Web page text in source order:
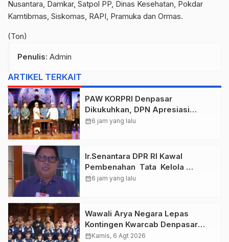
Nusantara, Damkar, Satpol PP, Dinas Kesehatan, Pokdar
Kamtibmas, Siskomas, RAPI, Pramuka dan Ormas.
(Ton)
Penulis: Admin
ARTIKEL TERKAIT
PAW KORPRI Denpasar
Dikukuhkan, DPN Apresiasi
“Sembagi Arutala” untuk Lindungi
calendar_month6 jam yang lalu
Ir.Senantara DPR RI Kawal
Pembenahan Tata Kelola
Taspen Dan Asabri
calendar_month6 jam yang lalu
Wawali Arya Negara Lepas
Kontingen Kwarcab Denpasar
Menuju Jambore Nasional XII
calendar_monthKamis, 6 Agt 2026